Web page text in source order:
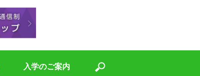
入学のご案内